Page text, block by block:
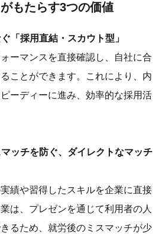
もたらす3つの価値
「採用直結・スカウト型」
ーマンスを直接確認し、自社に合
ことができます。これにより、内
ーディーに進み、効率的な採用活
ッチを防ぐ、ダイレクトなマッチ
績や習得したスキルを企業に直接
は、プレゼンを通じて利用者の人
るため、就労後のミスマッチが少